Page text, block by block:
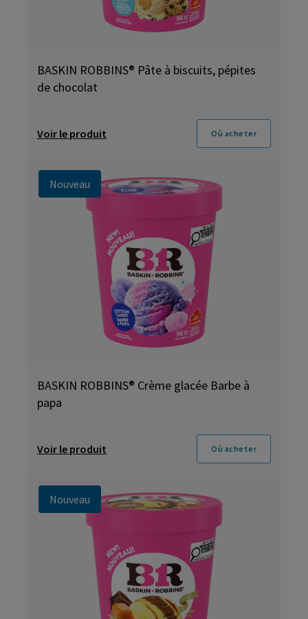
BASKIN ROBBINS® Pâte à biscuits, pépites
de chocolat
Voir le produit Où acheter
Nouveau
BASKIN ROBBINS® Crème glacée Barbe à
papa
Voir le produit Où acheter
Nouveau